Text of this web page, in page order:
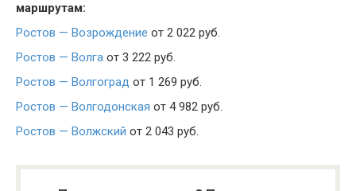
маршрутам:
Ростов — Возрождение от 2 022 руб.
Ростов — Волга от 3 222 руб.
Ростов — Волгоград от 1 269 руб.
Ростов — Волгодонская от 4 982 руб.
Ростов — Волжский от 2 043 руб.